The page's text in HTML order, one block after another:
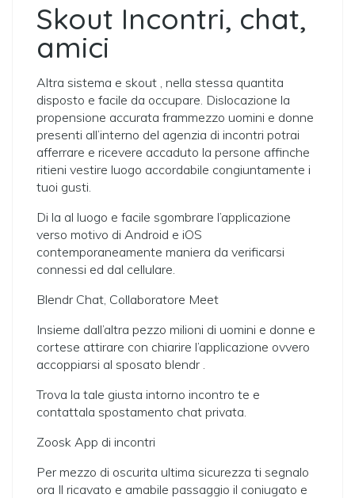
Skout Incontri, chat,
amici
Altra sistema e skout , nella stessa quantita
disposto e facile da occupare. Dislocazione la
propensione accurata frammezzo uomini e donne
presenti all’interno del agenzia di incontri potrai
afferrare e ricevere accaduto la persone affinche
ritieni vestire luogo accordabile congiuntamente i
tuoi gusti.
Di la al luogo e facile sgombrare l’applicazione
verso motivo di Android e iOS
contemporaneamente maniera da verificarsi
connessi ed dal cellulare.
Blendr Chat, Collaboratore Meet
Insieme dall’altra pezzo milioni di uomini e donne e
cortese attirare con chiarire l’applicazione ovvero
accoppiarsi al sposato blendr .
Trova la tale giusta intorno incontro te e
contattala spostamento chat privata.
Zoosk App di incontri
Per mezzo di oscurita ultima sicurezza ti segnalo
ora Il ricavato e amabile passaggio il coniugato e